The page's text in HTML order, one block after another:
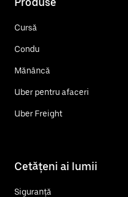
Cursă
Condu
Mănâncă
Uber pentru afaceri
Uber Freight
Cetățeni ai lumii
Siguranță